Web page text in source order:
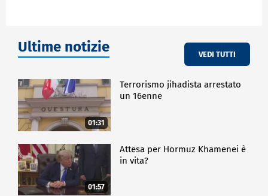
Ultime notizie VEDI TUTTI
01:31
Terrorismo jihadista arrestato
un 16enne
01:57
Attesa per Hormuz Khamenei è
in vita?